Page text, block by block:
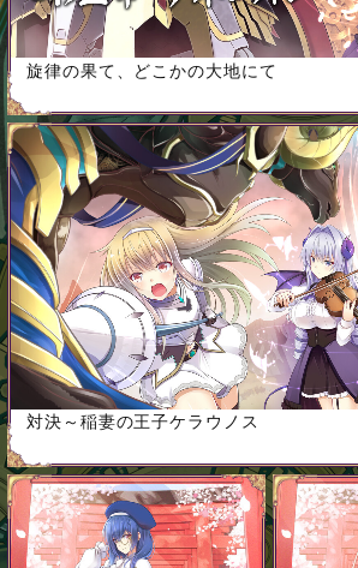
旋律の果て、どこかの大地にて
対決～稲妻の王子ケラウノス